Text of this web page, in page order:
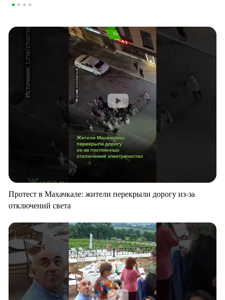
Протест в Махачкале: жители перекрыли дорогу из-за
отключений света